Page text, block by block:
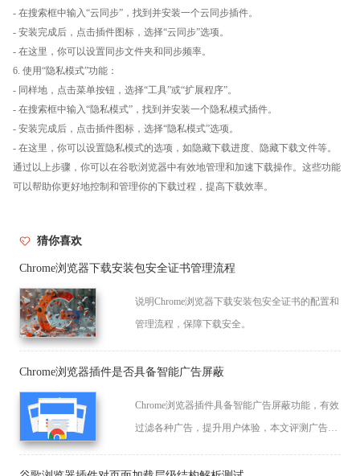
- 在搜索框中输入“云同步”，找到并安装一个云同步插件。
- 安装完成后，点击插件图标，选择“云同步”选项。
- 在这里，你可以设置同步文件夹和同步频率。
6. 使用“隐私模式”功能：
- 同样地，点击菜单按钮，选择“工具”或“扩展程序”。
- 在搜索框中输入“隐私模式”，找到并安装一个隐私模式插件。
- 安装完成后，点击插件图标，选择“隐私模式”选项。
- 在这里，你可以设置隐私模式的选项，如隐藏下载进度、隐藏下载文件等。
通过以上步骤，你可以在谷歌浏览器中有效地管理和加速下载操作。这些功能
可以帮助你更好地控制和管理你的下载过程，提高下载效率。
猜你喜欢
Chrome浏览器下载安装包安全证书管理流程
说明Chrome浏览器下载安装包安全证书的配置和
管理流程，保障下载安全。
Chrome浏览器插件是否具备智能广告屏蔽
Chrome浏览器插件具备智能广告屏蔽功能，有效
过滤各种广告，提升用户体验，本文评测广告屏